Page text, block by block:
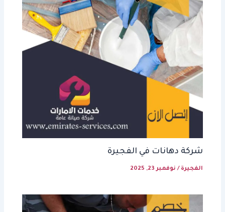
شركة دهانات في الفجيرة
الفجيرة / نوفمبر 23, 2025